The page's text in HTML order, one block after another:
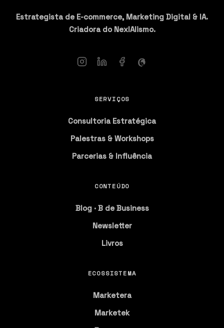
Estrategista de E-commerce, Marketing Digital & IA.
Criadora do NexIAlismo.
SERVIÇOS
Consultoria Estratégica
Palestras & Workshops
Parcerias & Influência
CONTEÚDO
Blog · B de Business
Newsletter
Livros
ECOSSISTEMA
Marketera
Marketek